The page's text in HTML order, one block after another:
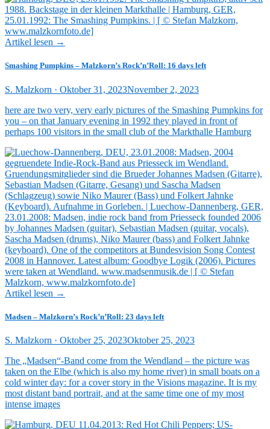
Artikel lesen →
Smashing Pumpkins – Malzkorn’s Rock’n’Roll: 16 days left
S. Malzkorn · Veröffentlicht
Oktober 31, 2023November 2, 2023
here are two very, very early pictures of the Smashing Pumpkins for
you – on that January evening in 1992 they played in front of
perhaps 100 visitors in the small club of the Markthalle Hamburg
Artikel lesen →
Madsen – Malzkorn’s Rock’n’Roll: 23 days left
S. Malzkorn · Veröffentlicht
Oktober 25, 2023Oktober 25, 2023
The „Madsen“-Band come from the Wendland – the picture was
taken on the Elbe (which is also my home river) in small boats on a
cold winter day: for a cover story in the Visions magazine. It is my
most distant band portrait, and at the same time one of my most
intense images